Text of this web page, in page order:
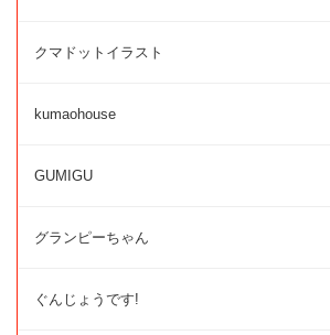
クマドットイラスト
kumaohouse
GUMIGU
グランピーちゃん
ぐんじょうです!